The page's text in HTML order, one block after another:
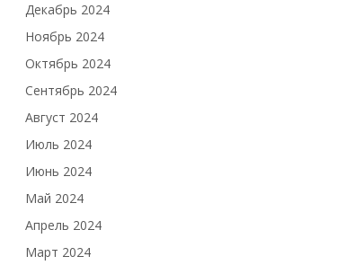
Декабрь 2024
Ноябрь 2024
Октябрь 2024
Сентябрь 2024
Август 2024
Июль 2024
Июнь 2024
Май 2024
Апрель 2024
Март 2024